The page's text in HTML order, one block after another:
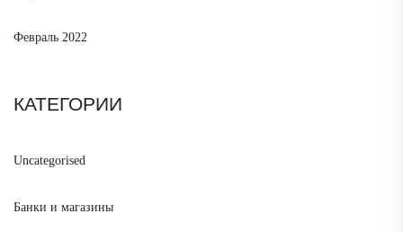
Февраль 2022
КАТЕГОРИИ
Uncategorised
Банки и магазины